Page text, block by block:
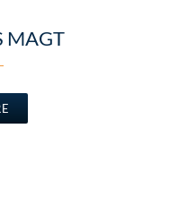
MAGT